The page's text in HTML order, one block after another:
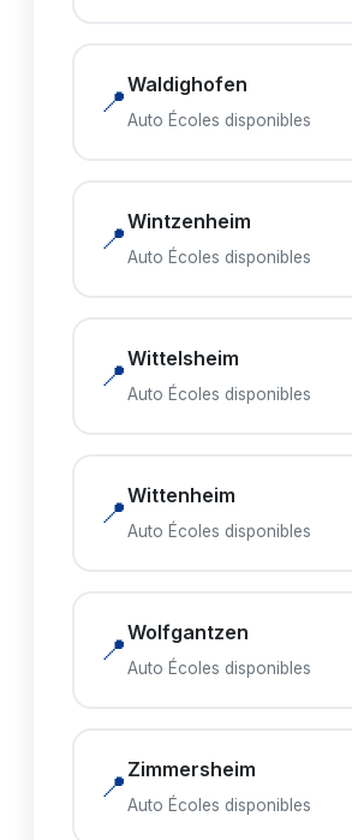
📍Waldighofen
Auto Écoles disponibles
📍Wintzenheim
Auto Écoles disponibles
📍Wittelsheim
Auto Écoles disponibles
📍Wittenheim
Auto Écoles disponibles
📍Wolfgantzen
Auto Écoles disponibles
📍 Zimmersheim
Auto Écoles disponibles